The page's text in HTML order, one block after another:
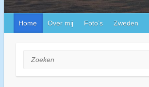
Home Over mij Foto’s Zweden
Zoeken